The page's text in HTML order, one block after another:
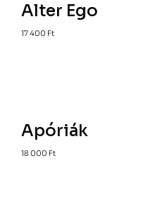
Alter Ego
17 400 Ft
Apóriák
18 000 Ft